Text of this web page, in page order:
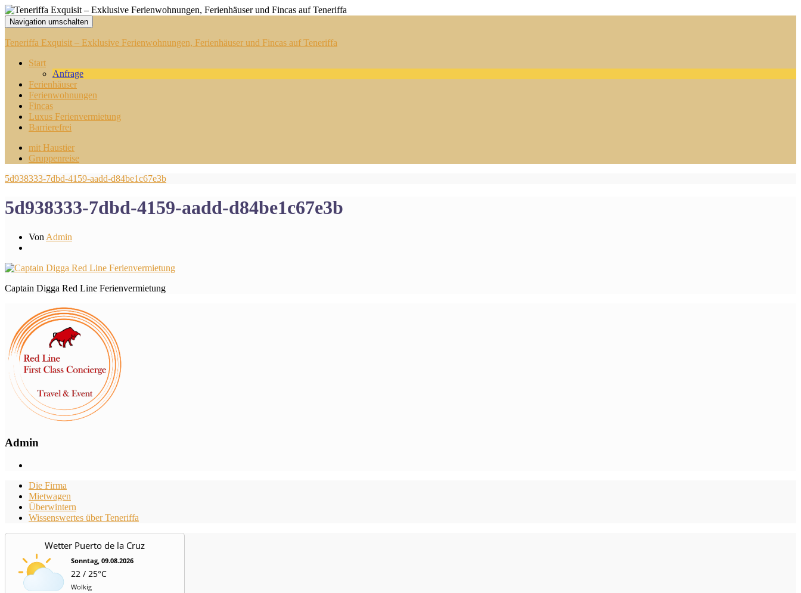
Navigation umschalten
Teneriffa Exquisit – Exklusive Ferienwohnungen, Ferienhäuser und Fincas auf Teneriffa
Start
Anfrage
Ferienhäuser
Ferienwohnungen
Fincas
Luxus Ferienvermietung
Barrierefrei
mit Haustier
Gruppenreise
5d938333-7dbd-4159-aadd-d84be1c67e3b
5d938333-7dbd-4159-aadd-d84be1c67e3b
Von Admin
Captain Digga Red Line Ferienvermietung
Admin
Die Firma
Mietwagen
Überwintern
Wissenswertes über Teneriffa
Wetter Puerto de la Cruz
Sonntag, 09.08.2026
22 / 25°C
Wolkig